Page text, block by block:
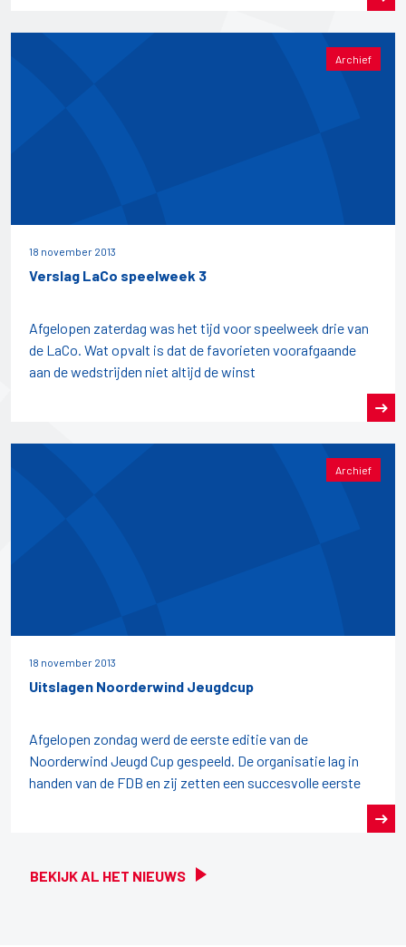
BEKIJK AL HET NIEUWS
Archief
18 november 2013
Verslag LaCo speelweek 3
Afgelopen zaterdag was het tijd voor speelweek drie van
de LaCo. Wat opvalt is dat de favorieten voorafgaande
aan de wedstrijden niet altijd de winst
Archief
18 november 2013
Uitslagen Noorderwind Jeugdcup
Afgelopen zondag werd de eerste editie van de
Noorderwind Jeugd Cup gespeeld. De organisatie lag in
handen van de FDB en zij zetten een succesvolle eerste